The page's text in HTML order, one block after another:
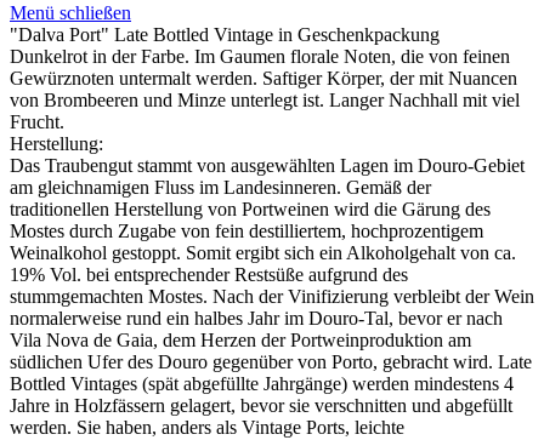
Menü schließen
"Dalva Port" Late Bottled Vintage in Geschenkpackung
Dunkelrot in der Farbe. Im Gaumen florale Noten, die von feinen
Gewürznoten untermalt werden. Saftiger Körper, der mit Nuancen
von Brombeeren und Minze unterlegt ist. Langer Nachhall mit viel
Frucht.
Herstellung:
Das Traubengut stammt von ausgewählten Lagen im Douro-Gebiet
am gleichnamigen Fluss im Landesinneren. Gemäß der
traditionellen Herstellung von Portweinen wird die Gärung des
Mostes durch Zugabe von fein destilliertem, hochprozentigem
Weinalkohol gestoppt. Somit ergibt sich ein Alkoholgehalt von ca.
19% Vol. bei entsprechender Restsüße aufgrund des
stummgemachten Mostes. Nach der Vinifizierung verbleibt der Wein
normalerweise rund ein halbes Jahr im Douro-Tal, bevor er nach
Vila Nova de Gaia, dem Herzen der Portweinproduktion am
südlichen Ufer des Douro gegenüber von Porto, gebracht wird. Late
Bottled Vintages (spät abgefüllte Jahrgänge) werden mindestens 4
Jahre in Holzfässern gelagert, bevor sie verschnitten und abgefüllt
werden. Sie haben, anders als Vintage Ports, leichte